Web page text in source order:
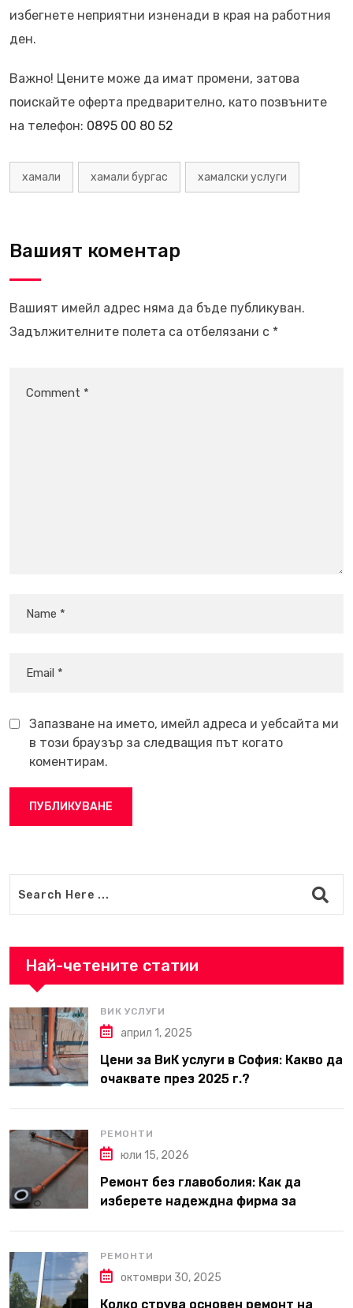
избегнете неприятни изненади в края на работния
ден.
Важно! Цените може да имат промени, затова
поискайте оферта предварително, като позвъните
на телефон: 0895 00 80 52
хамали хамали бургас хамалски услуги
Вашият коментар
Вашият имейл адрес няма да бъде публикуван.
Задължителните полета са отбелязани с *
Запазване на името, имейл адреса и уебсайта ми
в този браузър за следващия път когато
коментирам.
Най-четените статии
ВИК УСЛУГИ
април 1, 2025
Цени за ВиК услуги в София: Какво да
очаквате през 2025 г.?
РЕМОНТИ
юли 15, 2026
Ремонт без главоболия: Как да
изберете надеждна фирма за
РЕМОНТИ
октомври 30, 2025
Колко струва основен ремонт на